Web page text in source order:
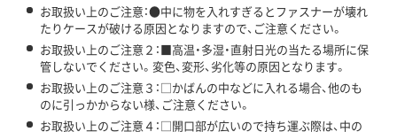
お取扱い上のご注意：●中に物を入れすぎるとファスナーが壊れ
たりケースが破ける原因となりますので、ご注意ください。
お取扱い上のご注意２：■高温・多湿・直射日光の当たる場所に保
管しないでください。変色、変形、劣化等の原因となります。
お取扱い上のご注意３：□かばんの中などに入れる場合、他のも
のに引っかからない様、ご注意ください。
お取扱い上のご注意４：□開口部が広いので持ち運ぶ際は、中の